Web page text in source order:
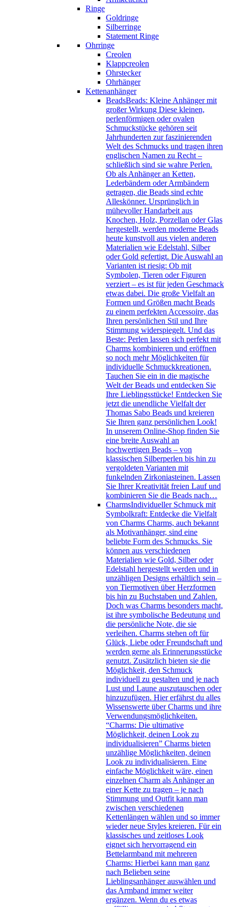
Ringe
Goldringe
Silberringe
Statement Ringe
Ohrringe
Creolen
Klappcreolen
Ohrstecker
Ohrhänger
Kettenanhänger
BeadsBeads: Kleine Anhänger mit
großer Wirkung Diese kleinen,
perlenförmigen oder ovalen
Schmuckstücke gehören seit
Jahrhunderten zur faszinierenden
Welt des Schmucks und tragen ihren
englischen Namen zu Recht –
schließlich sind sie wahre Perlen.
Ob als Anhänger an Ketten,
Lederbändern oder Armbändern
getragen, die Beads sind echte
Alleskönner. Ursprünglich in
mühevoller Handarbeit aus
Knochen, Holz, Porzellan oder Glas
hergestellt, werden moderne Beads
heute kunstvoll aus vielen anderen
Materialien wie Edelstahl, Silber
oder Gold gefertigt. Die Auswahl an
Varianten ist riesig: Ob mit
Symbolen, Tieren oder Figuren
verziert – es ist für jeden Geschmack
etwas dabei. Die große Vielfalt an
Formen und Größen macht Beads
zu einem perfekten Accessoire, das
Ihren persönlichen Stil und Ihre
Stimmung widerspiegelt. Und das
Beste: Perlen lassen sich perfekt mit
Charms kombinieren und eröffnen
so noch mehr Möglichkeiten für
individuelle Schmuckkreationen.
Tauchen Sie ein in die magische
Welt der Beads und entdecken Sie
Ihre Lieblingsstücke! Entdecken Sie
jetzt die unendliche Vielfalt der
Thomas Sabo Beads und kreieren
Sie Ihren ganz persönlichen Look!
In unserem Online-Shop finden Sie
eine breite Auswahl an
hochwertigen Beads – von
klassischen Silberperlen bis hin zu
vergoldeten Varianten mit
funkelnden Zirkoniasteinen. Lassen
Sie Ihrer Kreativität freien Lauf und
kombinieren Sie die Beads nach…
CharmsIndividueller Schmuck mit
Symbolkraft: Entdecke die Vielfalt
von Charms Charms, auch bekannt
als Motivanhänger, sind eine
beliebte Form des Schmucks. Sie
können aus verschiedenen
Materialien wie Gold, Silber oder
Edelstahl hergestellt werden und in
unzähligen Designs erhältlich sein –
von Tiermotiven über Herzformen
bis hin zu Buchstaben und Zahlen.
Doch was Charms besonders macht,
ist ihre symbolische Bedeutung und
die persönliche Note, die sie
verleihen. Charms stehen oft für
Glück, Liebe oder Freundschaft und
werden gerne als Erinnerungsstücke
genutzt. Zusätzlich bieten sie die
Möglichkeit, den Schmuck
individuell zu gestalten und je nach
Lust und Laune auszutauschen oder
hinzuzufügen. Hier erfährst du alles
Wissenswerte über Charms und ihre
Verwendungsmöglichkeiten.
“Charms: Die ultimative
Möglichkeit, deinen Look zu
individualisieren” Charms bieten
unzählige Möglichkeiten, deinen
Look zu individualisieren. Eine
einfache Möglichkeit wäre, einen
einzelnen Charm als Anhänger an
einer Kette zu tragen – je nach
Stimmung und Outfit kann man
zwischen verschiedenen
Kettenlängen wählen und so immer
wieder neue Styles kreieren. Für ein
klassisches und zeitloses Look
eignet sich hervorragend ein
Bettelarmband mit mehreren
Charms: Hierbei kann man ganz
nach Belieben seine
Lieblingsanhänger auswählen und
das Armband immer weiter
ergänzen. Wenn du es etwas